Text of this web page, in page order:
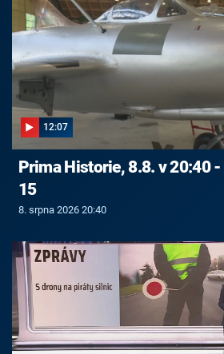
12:07
Prima Historie, 8.8. v 20:40
15
8. srpna 2026 20:40